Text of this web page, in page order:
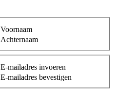
Voornaam
Achternaam
E-mailadres invoeren
E-mailadres bevestigen